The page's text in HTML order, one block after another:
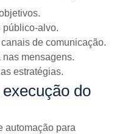
público-alvo.
de comunicação.
mensagens.
estratégias.
do
automação para